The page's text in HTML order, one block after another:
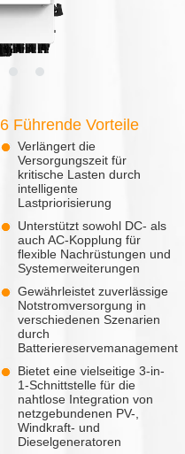
6 Führende Vorteile
Verlängert die
Versorgungszeit für
kritische Lasten durch
intelligente
Lastpriorisierung
Unterstützt sowohl DC- als
auch AC-Kopplung für
flexible Nachrüstungen und
Systemerweiterungen
Gewährleistet zuverlässige
Notstromversorgung in
verschiedenen Szenarien
durch
Batteriereservemanagement
Bietet eine vielseitige 3-in-
1-Schnittstelle für die
nahtlose Integration von
netzgebundenen PV-,
Windkraft- und
Dieselgeneratoren